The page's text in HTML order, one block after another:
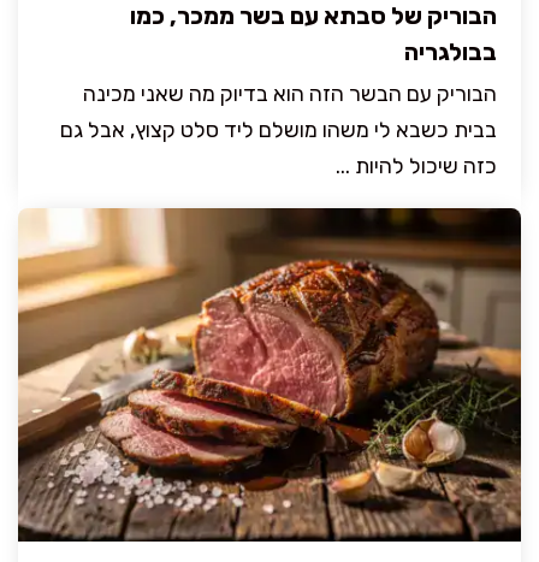
הבוריק של סבתא עם בשר ממכר, כמו
בבולגריה
הבוריק עם הבשר הזה הוא בדיוק מה שאני מכינה
בבית כשבא לי משהו מושלם ליד סלט קצוץ, אבל גם
כזה שיכול להיות ...